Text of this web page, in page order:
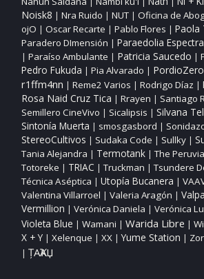
Noisk8 | Nra Ruido | NUT| Oficina de
ojO | Oscar Recarte | Pablo Flores | Paola
Paradero DImensión | Paraedolia
| Paraíso Ambulante | Patricia Saucedo |
Pedro Fukuda | Pia Alvarado | PordioZero
r1ffm4nn | Reme2 Varios | Rodrigo Díaz |
Rosa Naid Cruz Tica | Rrayen | Santiago
Semillero CineVivo | Sicalipsis | Silvana
Sintonía Muerta | smosgasbord |
StereoCultivos | Sudaka Code | Sullky|
Tania Alejandra | Termotank| The
Totoreke | TRIAC | Truckman | Tsundere
Técnica Aséptica | Utopía Bucanera |
Valentina Villarroel | Valeria Aragón |
Vermillion | Verónica Daniela | Verónica
Violeta Blue | Wamani | Warida Libre |
X + Y| Xelenque | XX| Yume Station |
| ȚAҠAЏ